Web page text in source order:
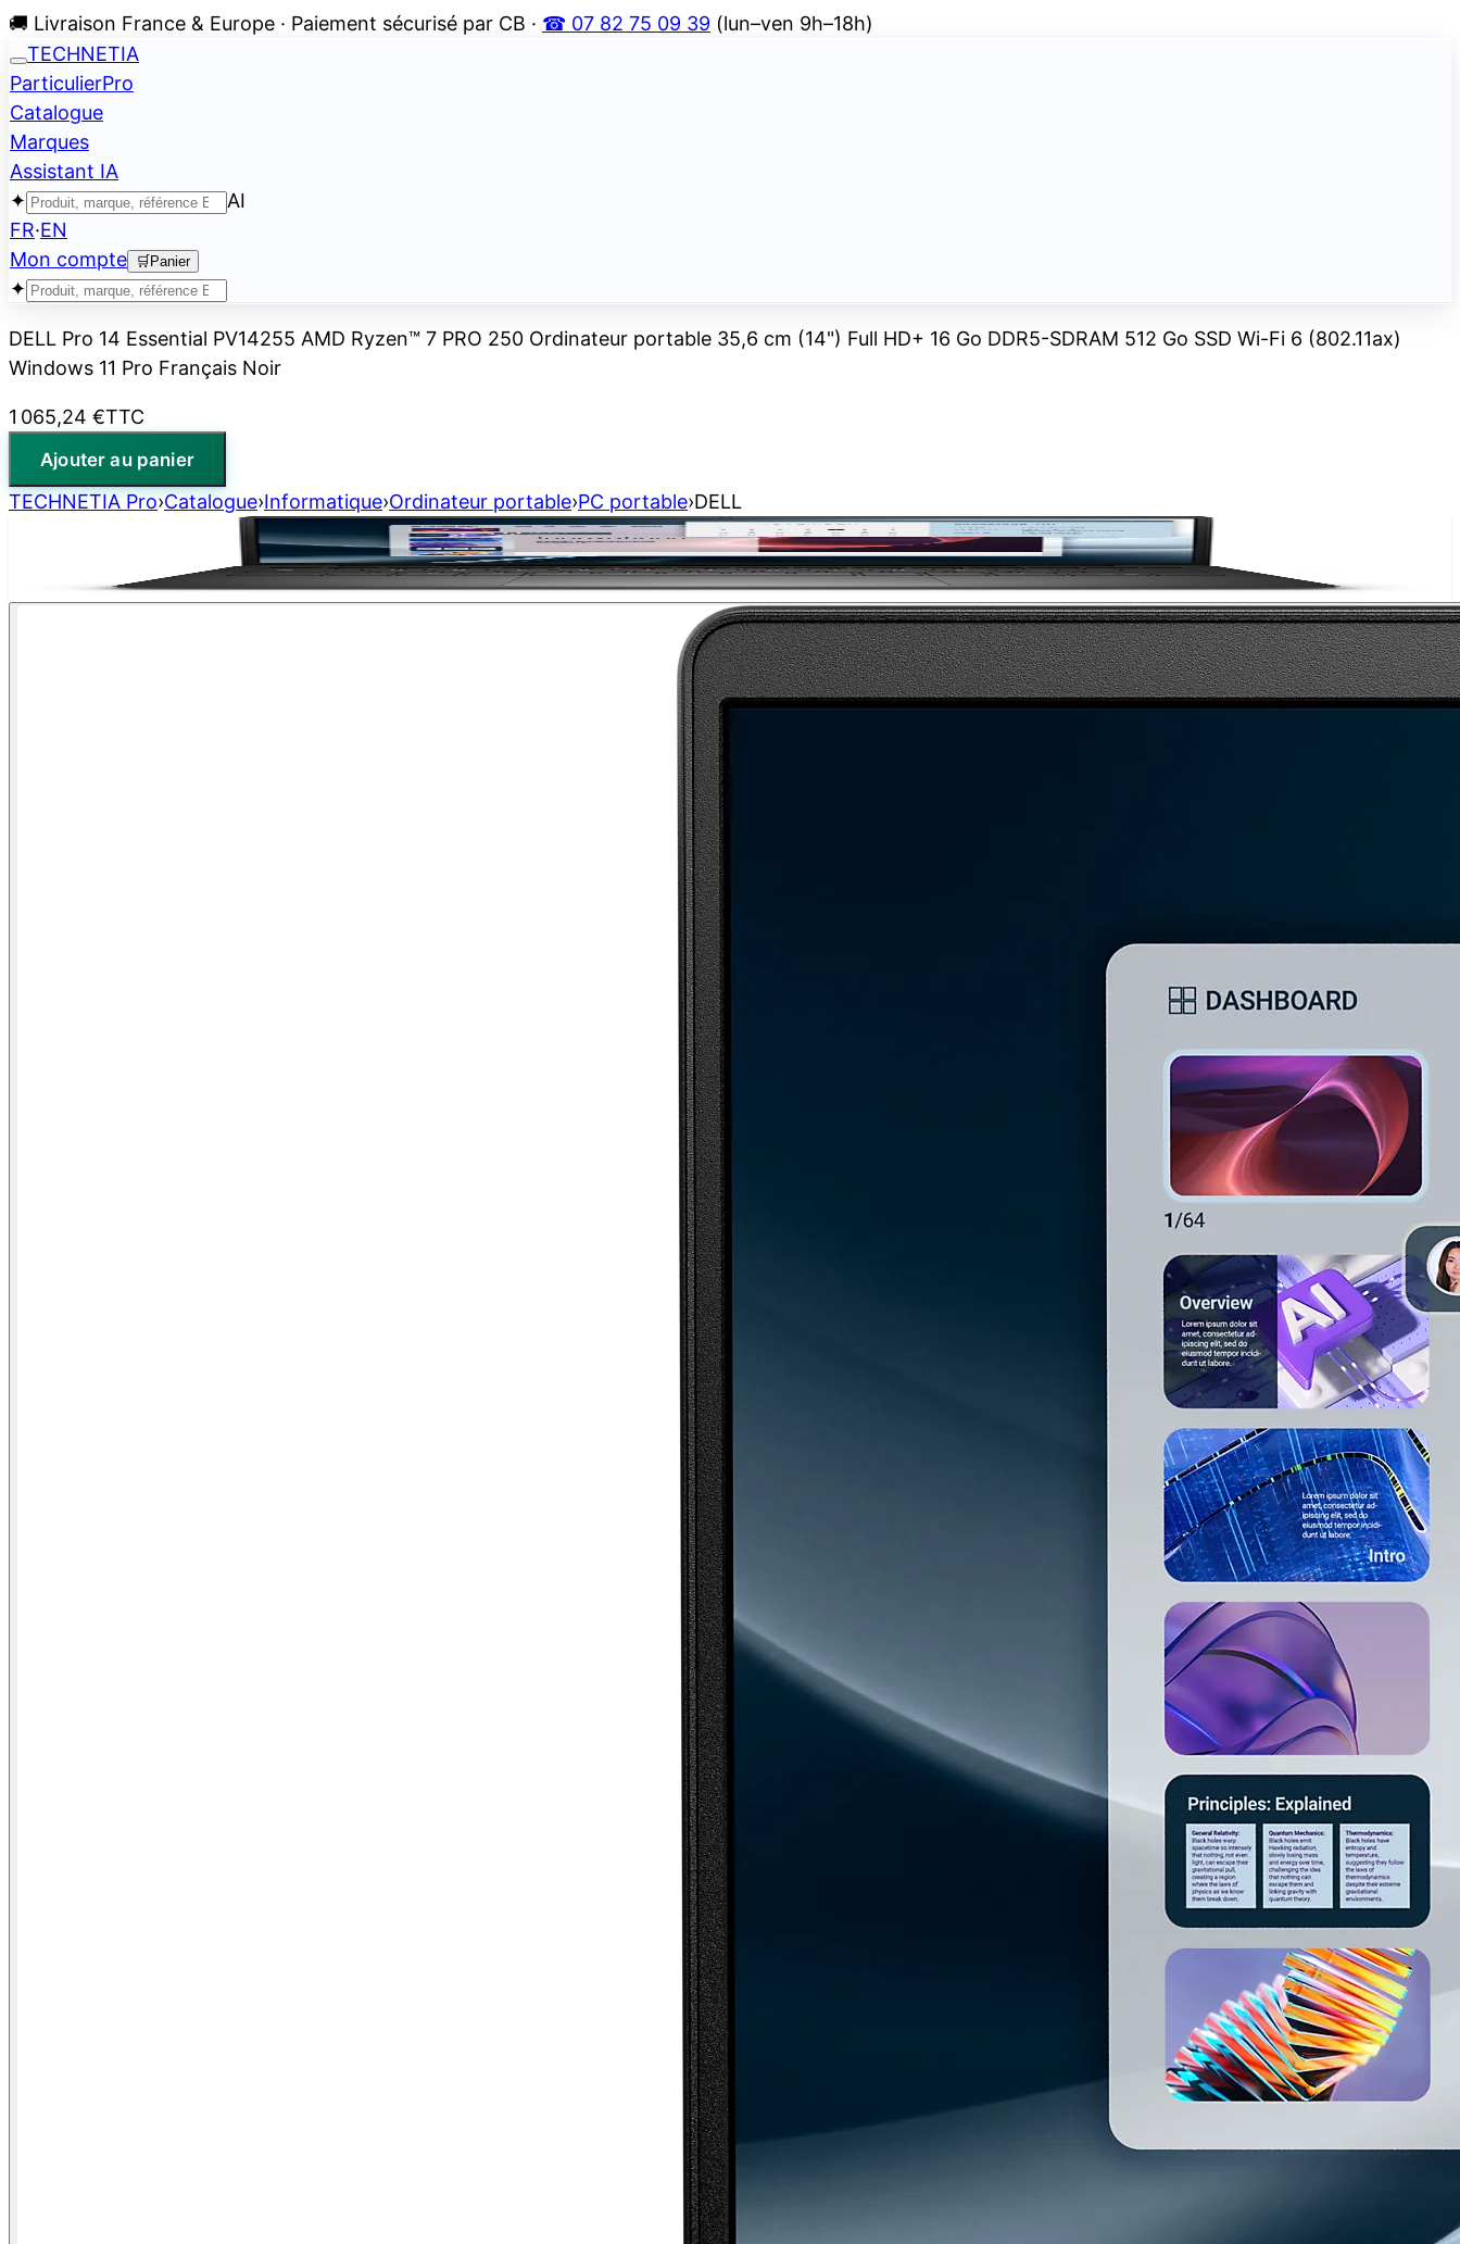
🚚 Livraison France & Europe · Paiement sécurisé par CB · ☎ 07 82 75 09 39 (lun–ven 9h–18h)
TECHNETIA
ParticulierPro
Catalogue
Marques
Assistant IA
✦
AI
FR·EN
Mon compte
🛒 Panier
✦
DELL Pro 14 Essential PV14255 AMD Ryzen™ 7 PRO 250 Ordinateur portable 35,6 cm (14") Full HD+ 16 Go DDR5-SDRAM 512 Go SSD Wi-Fi 6 (802.11ax)
Windows 11 Pro Français Noir
1 065,24 €TTC
Ajouter au panier
TECHNETIA Pro›Catalogue›Informatique›Ordinateur portable›PC portable›DELL